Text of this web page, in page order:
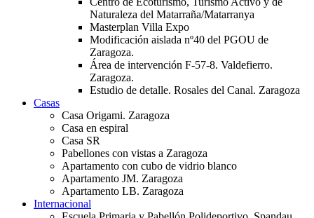
Naturaleza del Matarraña/Matarranya
Masterplan Villa Expo
Modificación aislada nº40 del PGOU de
Zaragoza.
Área de intervención F-57-8. Valdefierro.
Zaragoza.
Estudio de detalle. Rosales del Canal. Zaragoza
Casas
Casa Origami. Zaragoza
Casa en espiral
Casa SR
Pabellones con vistas a Zaragoza
Apartamento con cubo de vidrio blanco
Apartamento JM. Zaragoza
Apartamento LB. Zaragoza
Internacional